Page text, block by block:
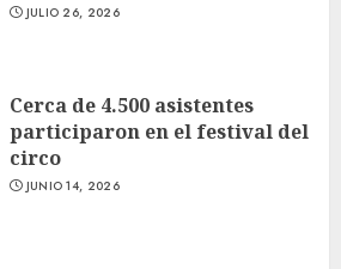
JULIO 26, 2026
Cerca de 4.500 asistentes
participaron en el festival del
circo
JUNIO 14, 2026